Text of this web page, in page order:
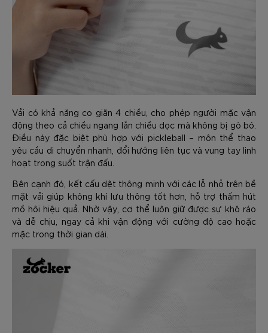
Vải có khả năng co giãn 4 chiều, cho phép người mặc vận
động theo cả chiều ngang lẫn chiều dọc mà không bị gò bó.
Điều này đặc biệt phù hợp với pickleball – môn thể thao
yêu cầu di chuyển nhanh, đổi hướng liên tục và vung tay linh
hoạt trong suốt trận đấu.
Bên cạnh đó, kết cấu dệt thông minh với các lỗ nhỏ trên bề
mặt vải giúp không khí lưu thông tốt hơn, hỗ trợ thấm hút
mồ hôi hiệu quả. Nhờ vậy, cơ thể luôn giữ được sự khô ráo
và dễ chịu, ngay cả khi vận động với cường độ cao hoặc
mặc trong thời gian dài.